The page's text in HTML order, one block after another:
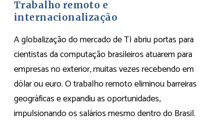
Trabalho remoto e
internacionalização
A globalização do mercado de TI abriu portas para
cientistas da computação brasileiros atuarem para
empresas no exterior, muitas vezes recebendo em
dólar ou euro. O trabalho remoto eliminou barreiras
geográficas e expandiu as oportunidades,
impulsionando os salários mesmo dentro do Brasil.